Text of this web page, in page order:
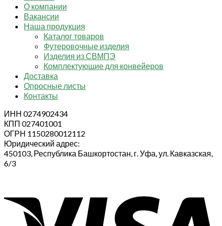
О компании
Вакансии
Наша продукция
Каталог товаров
Футеровочные изделия
Изделия из СВМПЭ
Комплектующие для конвейеров
Доставка
Опросные листы
Контакты
ИНН 0274902434
КПП 027401001
ОГРН 1150280012112
Юридический адрес:
450103, Республика Башкортостан, г. Уфа, ул. Кавказская,
6/3